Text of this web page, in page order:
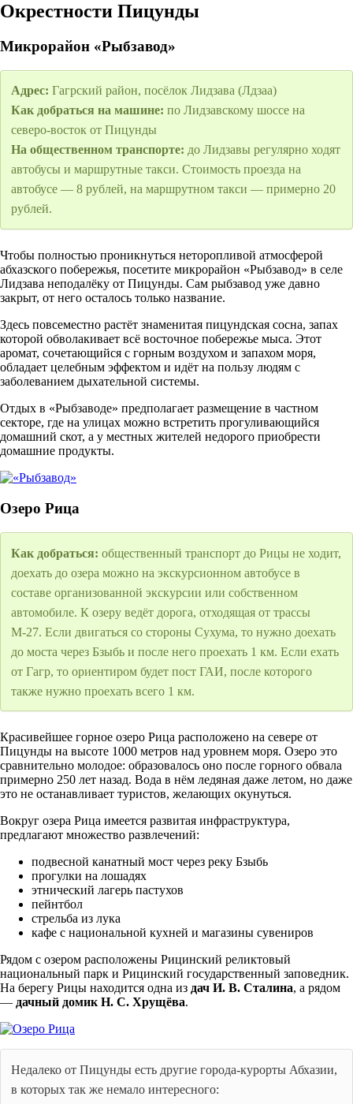
Окрестности Пицунды
Микрорайон «Рыбзавод»
Адрес: Гагрский район, посёлок Лидзава (Лдзаа)
Как добраться на машине: по Лидзавскому шоссе на
северо-восток от Пицунды
На общественном транспорте: до Лидзавы регулярно ходят
автобусы и маршрутные такси. Стоимость проезда на
автобусе — 8 рублей, на маршрутном такси — примерно 20
рублей.
Чтобы полностью проникнуться неторопливой атмосферой
абхазского побережья, посетите микрорайон «Рыбзавод» в селе
Лидзава неподалёку от Пицунды. Сам рыбзавод уже давно
закрыт, от него осталось только название.
Здесь повсеместно растёт знаменитая пицундская сосна, запах
которой обволакивает всё восточное побережье мыса. Этот
аромат, сочетающийся с горным воздухом и запахом моря,
обладает целебным эффектом и идёт на пользу людям с
заболеванием дыхательной системы.
Отдых в «Рыбзаводе» предполагает размещение в частном
секторе, где на улицах можно встретить прогуливающийся
домашний скот, а у местных жителей недорого приобрести
домашние продукты.
Озеро Рица
Как добраться: общественный транспорт до Рицы не ходит,
доехать до озера можно на экскурсионном автобусе в
составе организованной экскурсии или собственном
автомобиле. К озеру ведёт дорога, отходящая от трассы
М-27. Если двигаться со стороны Сухума, то нужно доехать
до моста через Бзыбь и после него проехать 1 км. Если ехать
от Гагр, то ориентиром будет пост ГАИ, после которого
также нужно проехать всего 1 км.
Красивейшее горное озеро Рица расположено на севере от
Пицунды на высоте 1000 метров над уровнем моря. Озеро это
сравнительно молодое: образовалось оно после горного обвала
примерно 250 лет назад. Вода в нём ледяная даже летом, но даже
это не останавливает туристов, желающих окунуться.
Вокруг озера Рица имеется развитая инфраструктура,
предлагают множество развлечений:
подвесной канатный мост через реку Бзыбь
прогулки на лошадях
этнический лагерь пастухов
пейнтбол
стрельба из лука
кафе с национальной кухней и магазины сувениров
Рядом с озером расположены Рицинский реликтовый
национальный парк и Рицинский государственный заповедник.
На берегу Рицы находится одна из дач И. В. Сталина, а рядом
— дачный домик Н. С. Хрущёва.
Недалеко от Пицунды есть другие города-курорты Абхазии,
в которых так же немало интересного: